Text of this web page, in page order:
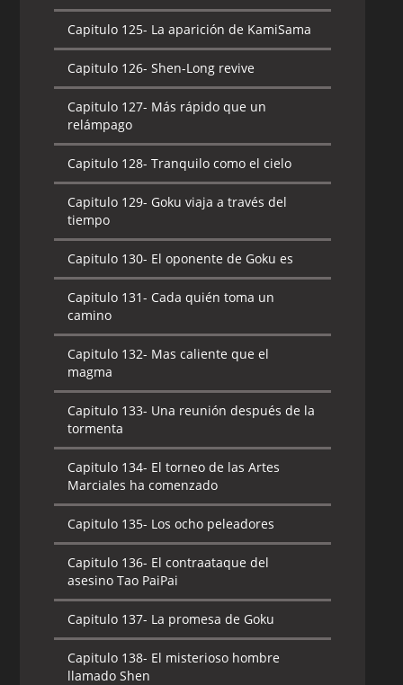
Capitulo 125- La aparición de KamiSama
Capitulo 126- Shen-Long revive
Capitulo 127- Más rápido que un
relámpago
Capitulo 128- Tranquilo como el cielo
Capitulo 129- Goku viaja a través del
tiempo
Capitulo 130- El oponente de Goku es
Capitulo 131- Cada quién toma un
camino
Capitulo 132- Mas caliente que el
magma
Capitulo 133- Una reunión después de la
tormenta
Capitulo 134- El torneo de las Artes
Marciales ha comenzado
Capitulo 135- Los ocho peleadores
Capitulo 136- El contraataque del
asesino Tao PaiPai
Capitulo 137- La promesa de Goku
Capitulo 138- El misterioso hombre
llamado Shen